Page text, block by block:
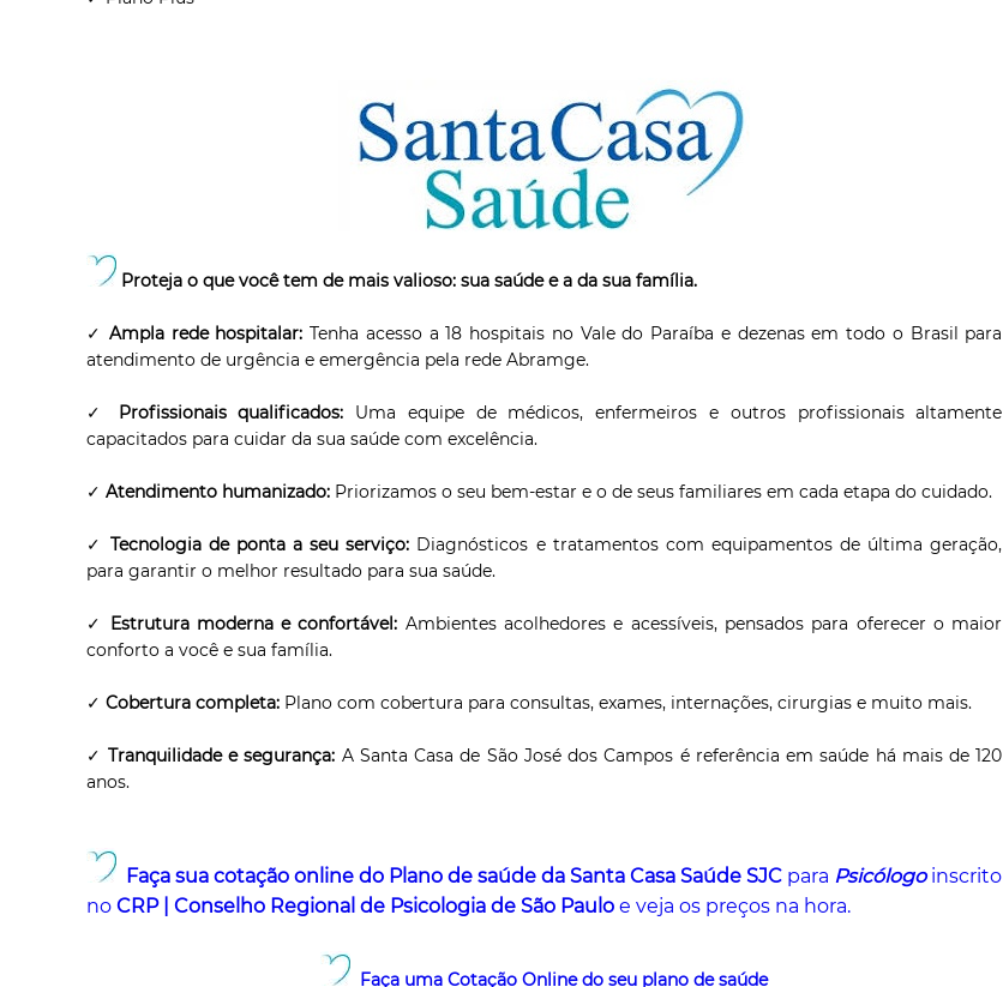
Proteja o que você tem de mais valioso: sua saúde e a da sua família.
✓Ampla rede hospitalar: Tenha acesso a 18 hospitais no Vale do Paraíba e dezenas em todo o Brasil para
atendimento de urgência e emergência pela rede Abramge.
✓ Profissionais qualificados: Uma equipe de médicos, enfermeiros e outros profissionais altamente
capacitados para cuidar da sua saúde com excelência.
✓Atendimento humanizado: Priorizamos o seu bem-estar e o de seus familiares em cada etapa do cuidado.
✓Tecnologia de ponta a seu serviço: Diagnósticos e tratamentos com equipamentos de última geração,
para garantir o melhor resultado para sua saúde.
✓ Estrutura moderna e confortável: Ambientes acolhedores e acessíveis, pensados para oferecer o maior
conforto a você e sua família.
✓Cobertura completa: Plano com cobertura para consultas, exames, internações, cirurgias e muito mais.
✓Tranquilidade e segurança: A Santa Casa de São José dos Campos é referência em saúde há mais de 120
anos.
Faça sua cotação online do Plano de saúde da Santa Casa Saúde SJC para Psicólogo inscrito
noCRP | Conselho Regional de Psicologia de São Paulo e veja os preços na hora.
Faça uma Cotação Online do seu plano de saúde